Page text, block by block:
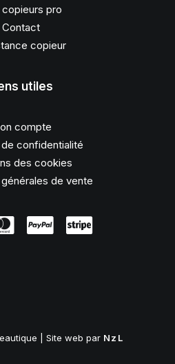
copieurs pro
Contact
copieur
utiles
compte
confidentialité
des cookies
de vente
| Site web par NzL